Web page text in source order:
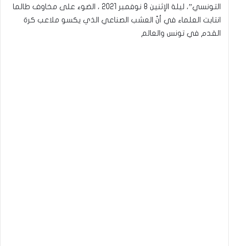
التونسي”، ليلة الإثنين 8 نوفمبر 2021 ، الضوء على مخاوف طالما
انتابت العلماء في أنّ العشب الصناعي الذي يكسو ملاعب كرة
القدم في تونس والعالم